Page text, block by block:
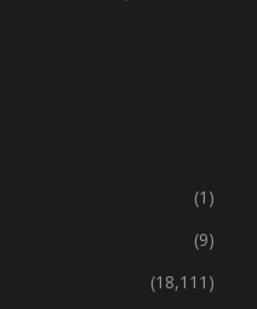
(1)
(9)
(18,111)